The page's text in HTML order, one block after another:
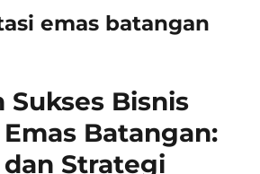
emas batangan
Sukses Bisnis
Batangan:
Strategi